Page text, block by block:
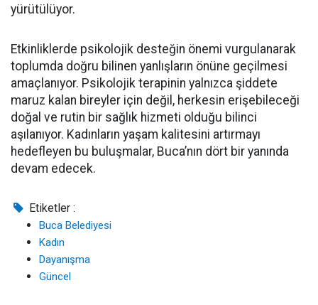
yürütülüyor.
Etkinliklerde psikolojik desteğin önemi vurgulanarak
toplumda doğru bilinen yanlışların önüne geçilmesi
amaçlanıyor. Psikolojik terapinin yalnızca şiddete
maruz kalan bireyler için değil, herkesin erişebileceği
doğal ve rutin bir sağlık hizmeti olduğu bilinci
aşılanıyor. Kadınların yaşam kalitesini artırmayı
hedefleyen bu buluşmalar, Buca’nın dört bir yanında
devam edecek.
Etiketler :
Buca Belediyesi
Kadın
Dayanışma
Güncel